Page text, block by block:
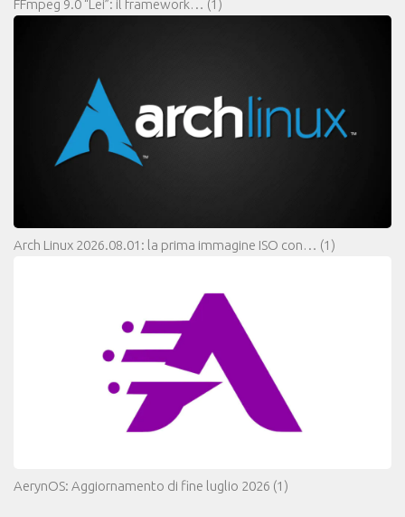
FFmpeg 9.0 “Lei”: il framework… (1)
Arch Linux 2026.08.01: la prima immagine ISO con… (1)
AerynOS: Aggiornamento di fine luglio 2026 (1)